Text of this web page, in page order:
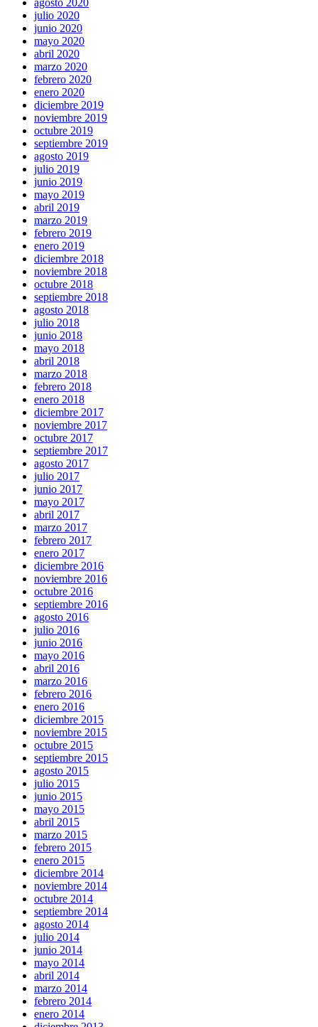
julio 2020
junio 2020
mayo 2020
abril 2020
marzo 2020
febrero 2020
enero 2020
diciembre 2019
noviembre 2019
octubre 2019
septiembre 2019
agosto 2019
julio 2019
junio 2019
mayo 2019
abril 2019
marzo 2019
febrero 2019
enero 2019
diciembre 2018
noviembre 2018
octubre 2018
septiembre 2018
agosto 2018
julio 2018
junio 2018
mayo 2018
abril 2018
marzo 2018
febrero 2018
enero 2018
diciembre 2017
noviembre 2017
octubre 2017
septiembre 2017
agosto 2017
julio 2017
junio 2017
mayo 2017
abril 2017
marzo 2017
febrero 2017
enero 2017
diciembre 2016
noviembre 2016
octubre 2016
septiembre 2016
agosto 2016
julio 2016
junio 2016
mayo 2016
abril 2016
marzo 2016
febrero 2016
enero 2016
diciembre 2015
noviembre 2015
octubre 2015
septiembre 2015
agosto 2015
julio 2015
junio 2015
mayo 2015
abril 2015
marzo 2015
febrero 2015
enero 2015
diciembre 2014
noviembre 2014
octubre 2014
septiembre 2014
agosto 2014
julio 2014
junio 2014
mayo 2014
abril 2014
marzo 2014
febrero 2014
enero 2014